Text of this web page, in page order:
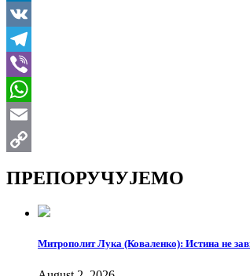
LinkedIn
VK
Telegram
Viber
WhatsApp
Email
ПРЕПОРУЧУЈЕМО
Митрополит Лука (Коваленко): Истина не